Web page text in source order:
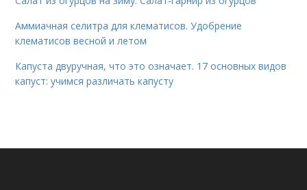
Аммиачная селитра для клематисов. Удобрение
клематисов весной и летом
Капуста двуручная, что это означает. 17 основных видов
капуст: учимся различать капусту